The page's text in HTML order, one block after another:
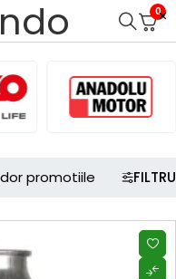
0
FILTRU
promotiile